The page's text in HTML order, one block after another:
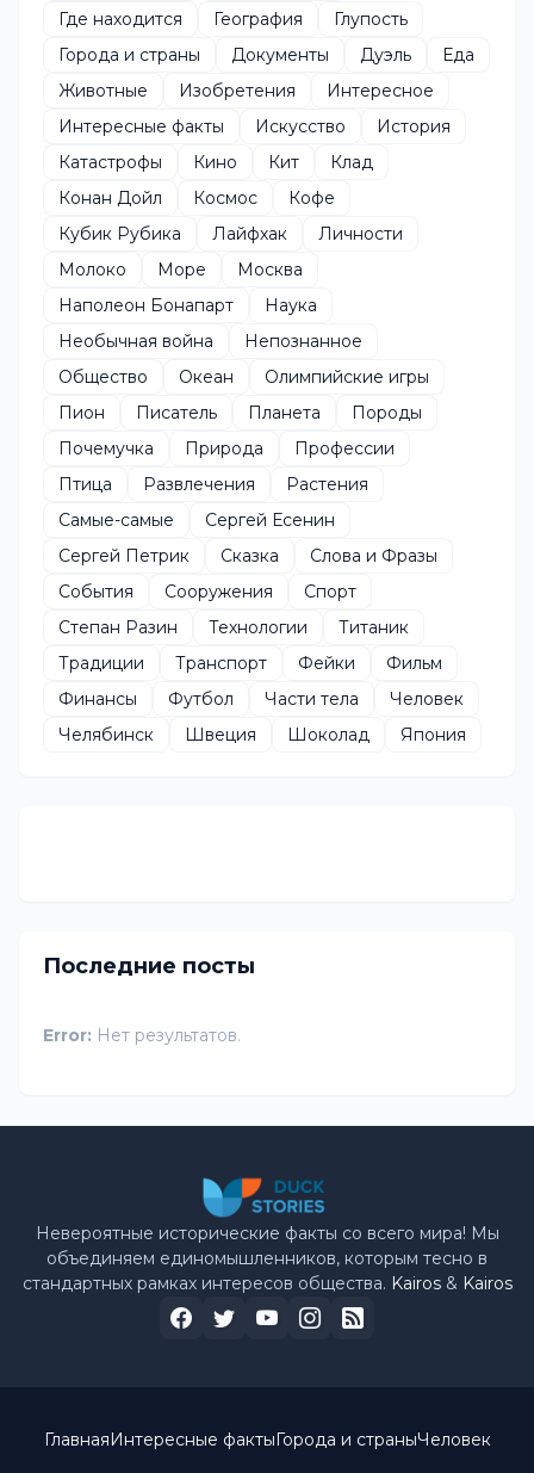
Где находится
География
Глупость
Города и страны
Документы Дуэль
Еда
Животные
Изобретения
Интересное
Интересные факты
Искусство
История
Катастрофы
Кино Кит
Клад
Конан Дойл
Космос
Кофе
Кубик Рубика
Лайфхак
Личности
Молоко
Море
Москва
Наполеон Бонапарт
Наука
Необычная война
Непознанное
Общество
Океан
Олимпийские игры
Пион
Писатель Планета
Породы
Почемучка
Природа
Профессии
Птица
Развлечения
Растения
Самые-самые
Сергей Есенин
Сергей Петрик
Сказка
Слова и Фразы
События
Сооружения
Спорт
Степан Разин
Технологии
Титаник
Традиции
Транспорт Фейки
Фильм
Финансы
Футбол Части тела
Человек
Челябинск
Швеция Шоколад Япония
Последние посты
Error: Нет результатов.
Невероятные исторические факты со всего мира! Мы
объединяем единомышленников, которым тесно в
стандартных рамках интересов общества. Kairos& Kairos
ГлавнаяИнтересные фактыГорода и страныЧеловек